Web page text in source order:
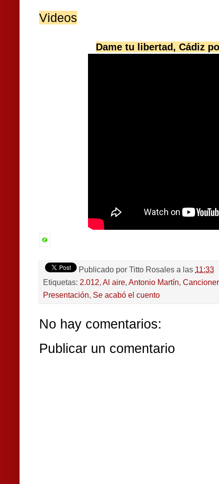
Videos
Dame tu libertad, Cádiz
Publicado por Titto Rosales a las 11:33
Etiquetas: 2.012, Al aire, Antonio Martín,
Presentación, Se acabó el cuento
No hay comentarios:
Publicar un comentario